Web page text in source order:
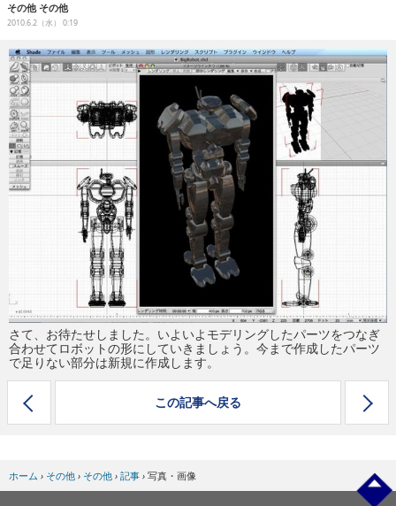
産業政策
連載
イベント/セミナー
eスポーツ
その他 その他
2010.6.2（水） 0:19
さて、お待たせしました。いよいよモデリングしたパーツをつなぎ
合わせてロボットの形にしていきましょう。今まで作成したパーツ
で足りない部分は新規に作成します。
この記事へ戻る
ホーム › その他 › その他 › 記事 › 写真・画像